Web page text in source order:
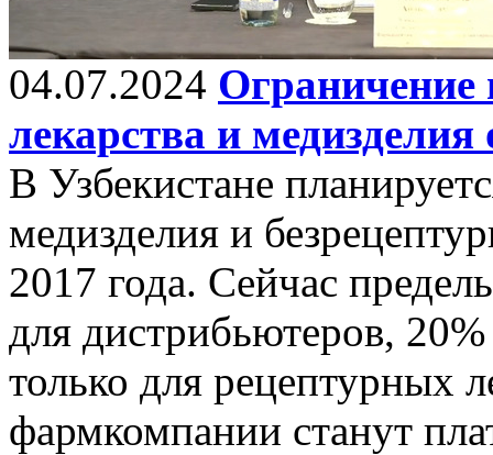
04.07.2024 Ограничение
лекарства и медизделия
В Узбекистане
медизделия и
2017 года. Сейчас
для дистрибьютеров,
только для рецептурных
фармкомпании станут